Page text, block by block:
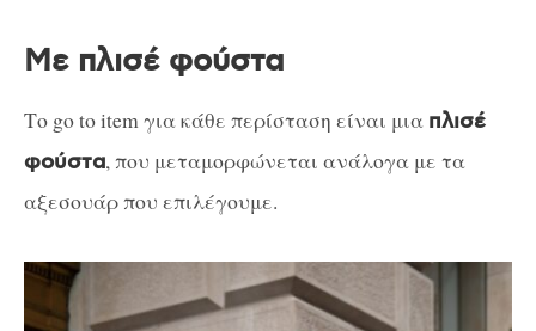
Με πλισέ φούστα
Το go to item για κάθε περίσταση είναι μια πλισέ
φούστα, που μεταμορφώνεται ανάλογα με τα
αξεσουάρ που επιλέγουμε.